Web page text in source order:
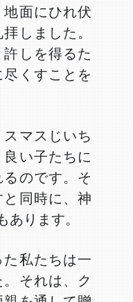
面にひれ伏
しました。
しを得るた
くすことを
マスじいち
い子たちに
のです。そ
同時に、神
あります。
私たちは一
それは、ク